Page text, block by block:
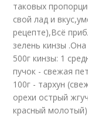
таковых
свой лад и
рецепте),Всё
зелень кинзы
500г кинзы: 1
пучок - свежая
100г - тархун
орехи острый
красный молотый)